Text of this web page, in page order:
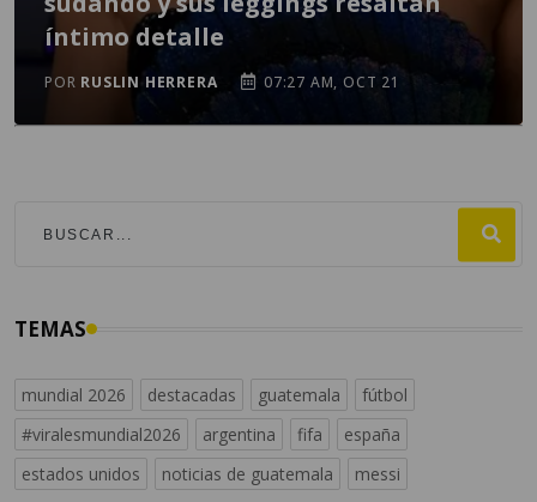
íntimo detalle
POR RUSLIN HERRERA 07:27 AM, OCT 21
TEMAS
mundial 2026 destacadas guatemala
fútbol
#viralesmundial2026
argentina fifa
españa
estados unidos
noticias de guatemala messi